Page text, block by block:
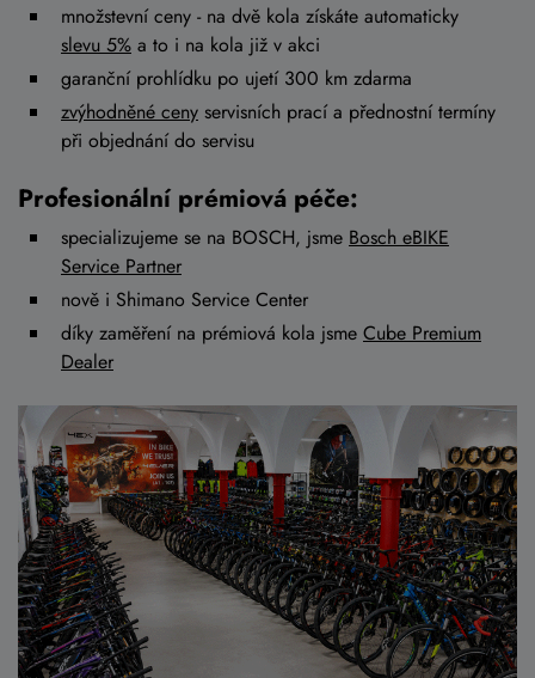
množstevní ceny - na dvě kola získáte automaticky
slevu 5% a to i na kola již v akci
garanční prohlídku po ujetí 300 km zdarma
zvýhodněné ceny servisních prací a přednostní termíny
při objednání do servisu
Profesionální prémiová péče:
specializujeme se na BOSCH, jsme Bosch eBIKE
Service Partner
nově i Shimano Service Center
díky zaměření na prémiová kola jsme Cube Premium
Dealer